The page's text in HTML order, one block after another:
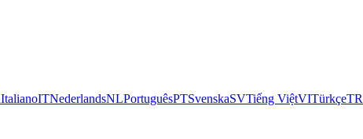
ItalianoITNederlandsNLPortuguêsPTSvenskaSVTiếng ViệtVITürkçeTR